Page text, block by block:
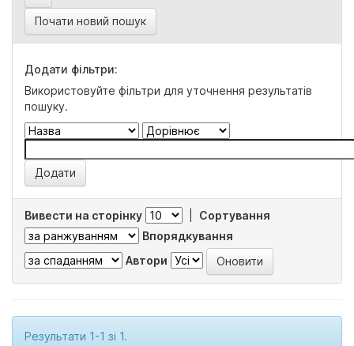
Почати новий пошук
Додати фільтри:
Використовуйте фільтри для уточнення результатів
пошуку.
Вивести на сторінку
Сортування
Впорядкування
Автори
Результати 1-1 зі 1.